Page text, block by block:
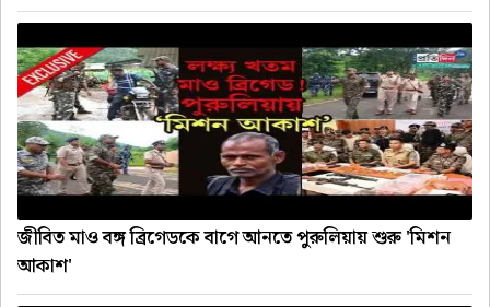
জীবিত মাও বঙ্গ ব্রিগেডকে বাগে আনতে পুরুলিয়ায় শুরু 'মিশন
আকাশ'